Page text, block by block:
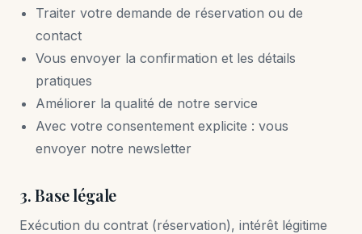
Traiter votre demande de réservation ou de
contact
Vous envoyer la confirmation et les détails
pratiques
Améliorer la qualité de notre service
Avec votre consentement explicite : vous
envoyer notre newsletter
3. Base légale
Exécution du contrat (réservation), intérêt légitime